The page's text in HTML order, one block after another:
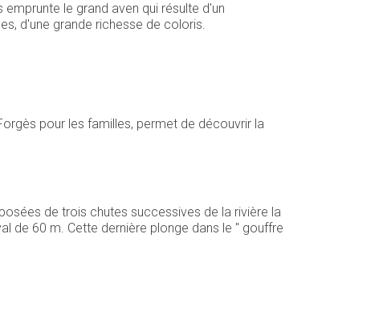
le grand aven qui résulte d'un
d'une grande richesse de coloris.
pour les familles, permet de découvrir la
de trois chutes successives de la rivière la
de 60 m. Cette dernière plonge dans le '' gouffre